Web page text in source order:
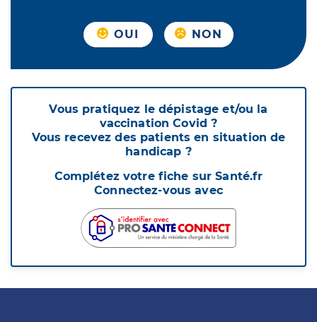
OUI NON
Vous pratiquez le dépistage et/ou la
vaccination Covid ?
Vous recevez des patients en situation de
handicap ?
Complétez votre fiche sur Santé.fr
Connectez-vous avec